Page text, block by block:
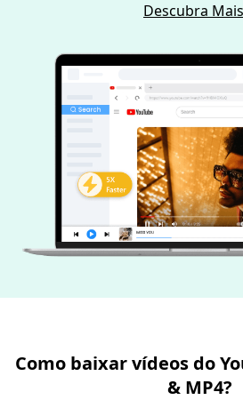
Descubra
Como baixar vídeos do
& MP4?